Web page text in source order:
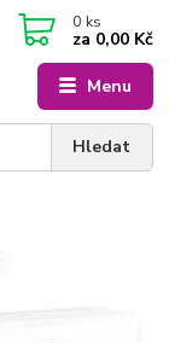
Menu
Hledat
0 ks
za 0,00 Kč